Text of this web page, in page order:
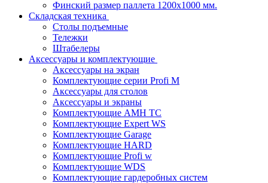
Финский размер паллета 1200х1000 мм.
Складская техника
Столы подъемные
Тележки
Штабелеры
Аксессуары и комплектующие
Аксессуары на экран
Комплектующие серии Profi M
Аксессуары для столов
Аксессуары и экраны
Комплектующие AMH TC
Комплектующие Expert WS
Комплектующие Garage
Комплектующие HARD
Комплектующие Profi w
Комплектующие WDS
Комплектующие гардеробных систем